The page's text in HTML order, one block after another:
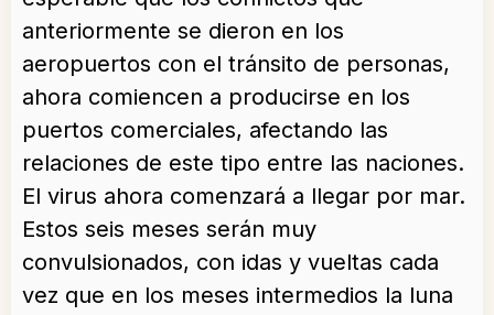
anteriormente se dieron en los
aeropuertos con el tránsito de personas,
ahora comiencen a producirse en los
puertos comerciales, afectando las
relaciones de este tipo entre las naciones.
El virus ahora comenzará a llegar por mar.
Estos seis meses serán muy
convulsionados, con idas y vueltas cada
vez que en los meses intermedios la luna